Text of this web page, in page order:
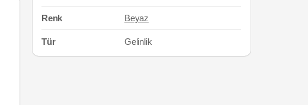
Renk Beyaz
Tür Gelinlik